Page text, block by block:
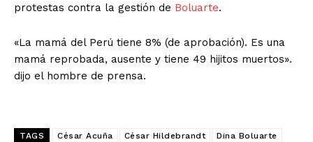
protestas contra la gestión de Boluarte.
«La mamá del Perú tiene 8% (de aprobación). Es una
mamá reprobada, ausente y tiene 49 hijitos muertos».
dijo el hombre de prensa.
TAGS César Acuña César Hildebrandt
Dina Boluarte